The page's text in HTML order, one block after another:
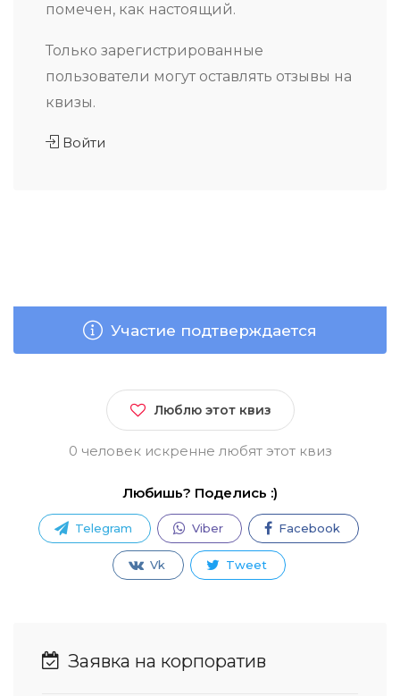
помечен, как настоящий.
Только зарегистрированные
пользователи могут оставлять отзывы на
квизы.
Войти
Участие подтверждается
Люблю этот квиз
0 человек искренне любят этот квиз
Любишь? Поделись :)
Telegram Viber Facebook
Vk Tweet
Заявка на корпоратив